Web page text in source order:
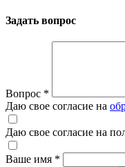
Задать вопрос
Вопрос *
Даю свое согласие на
Даю свое согласие на
Ваше имя *